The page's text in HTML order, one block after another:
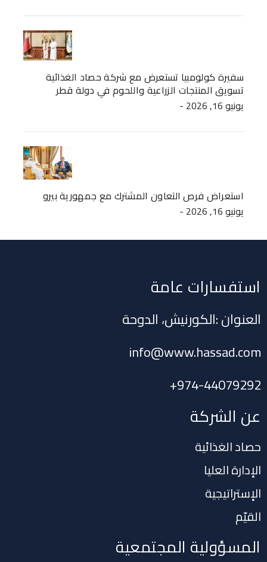
سفيرة كولومبيا تستعرض مع شركة حصاد الغذائية
تسويق المنتجات الزراعية واللحوم في دولة قطر
- يونيو 16, 2026
استعراض فرص التعاون المشترك مع جمهورية بيرو
- يونيو 16, 2026
استفسارات عامة
العنوان :الكورنيش، الدوحة
info@www.hassad.com
974-44079292
+
عن الشركة
حصاد الغذائية
الإدارة العليا
الإستراتيجية
القيّم
المسؤولية المجتمعية